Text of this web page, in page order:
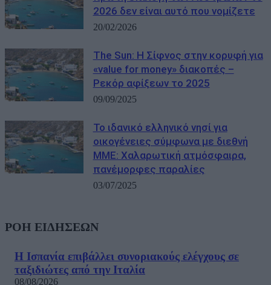
2026 δεν είναι αυτό που νομίζετε
20/02/2026
The Sun: Η Σίφνος στην κορυφή για
«value for money» διακοπές –
Ρεκόρ αφίξεων το 2025
09/09/2025
Το ιδανικό ελληνικό νησί για
οικογένειες σύμφωνα με διεθνή
ΜΜΕ: Χαλαρωτική ατμόσφαιρα,
πανέμορφες παραλίες
03/07/2025
ΡΟΗ ΕΙΔΗΣΕΩΝ
Η Ισπανία επιβάλλει συνοριακούς ελέγχους σε
ταξιδιώτες από την Ιταλία
08/08/2026